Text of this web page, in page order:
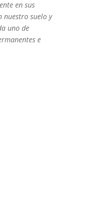
en sus
nuestro suelo y
uno de
e